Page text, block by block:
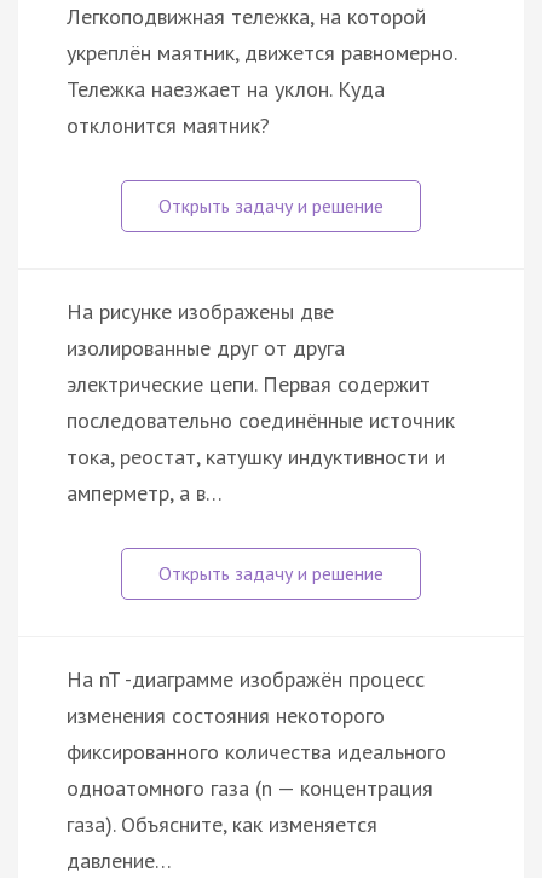
Легкоподвижная тележка, на которой
укреплён маятник, движется равномерно.
Тележка наезжает на уклон. Куда
отклонится маятник?
На рисунке изображены две
изолированные друг от друга
электрические цепи. Первая содержит
последовательно соединённые источник
тока, реостат, катушку индуктивности и
амперметр, а в…
На nT -диаграмме изображён процесс
изменения состояния некоторого
фиксированного количества идеального
одноатомного газа (n — концентрация
газа). Объясните, как изменяется
давление…